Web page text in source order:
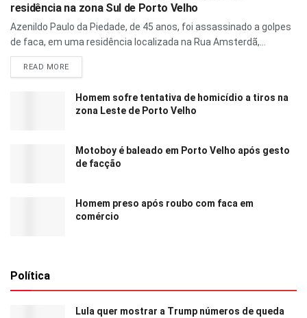
residência na zona Sul de Porto Velho
Azenildo Paulo da Piedade, de 45 anos, foi assassinado a golpes
de faca, em uma residência localizada na Rua Amsterdã,...
READ MORE
Homem sofre tentativa de homicídio a tiros na
zona Leste de Porto Velho
Motoboy é baleado em Porto Velho após gesto
de facção
Homem preso após roubo com faca em
comércio
Política
Lula quer mostrar a Trump números de queda